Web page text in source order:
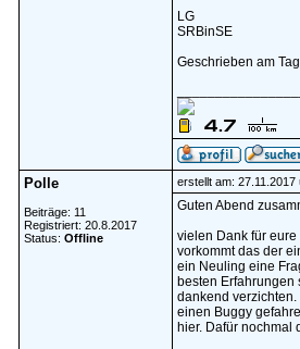
LG
SRBinSE
Geschrieben am
Polle
Beiträge: 11
Registriert: 20.8.2017
Status: Offline
erstellt am: 27.11.2017
Guten Abend
vielen Dank für
vorkommt das der
ein Neuling eine
besten Erfahrungen
dankend
einen Buggy
hier. Dafür nochmal